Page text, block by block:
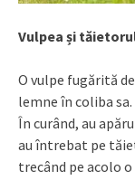
Vulpea și
O vulpe fugărită
lemne în coliba sa.
În curând, au
au întrebat pe
trecând pe acolo o